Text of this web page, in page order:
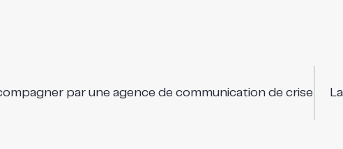
par une agence de communication de crise